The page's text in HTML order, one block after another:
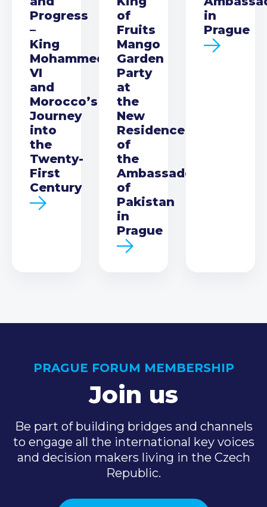
Progress
–
King
Mohammed
VI
and
Morocco’s
Journey
into
the
Twenty-
First
Century
of
Fruits
Mango
Garden
Party
at
the
New
Residence
of
the
Ambassador
of
Pakistan
in
Prague
in
Prague
PRAGUE FORUM MEMBERSHIP
Join us
Be part of building bridges and channels
to engage all the international key voices
and decision makers living in the Czech
Republic.